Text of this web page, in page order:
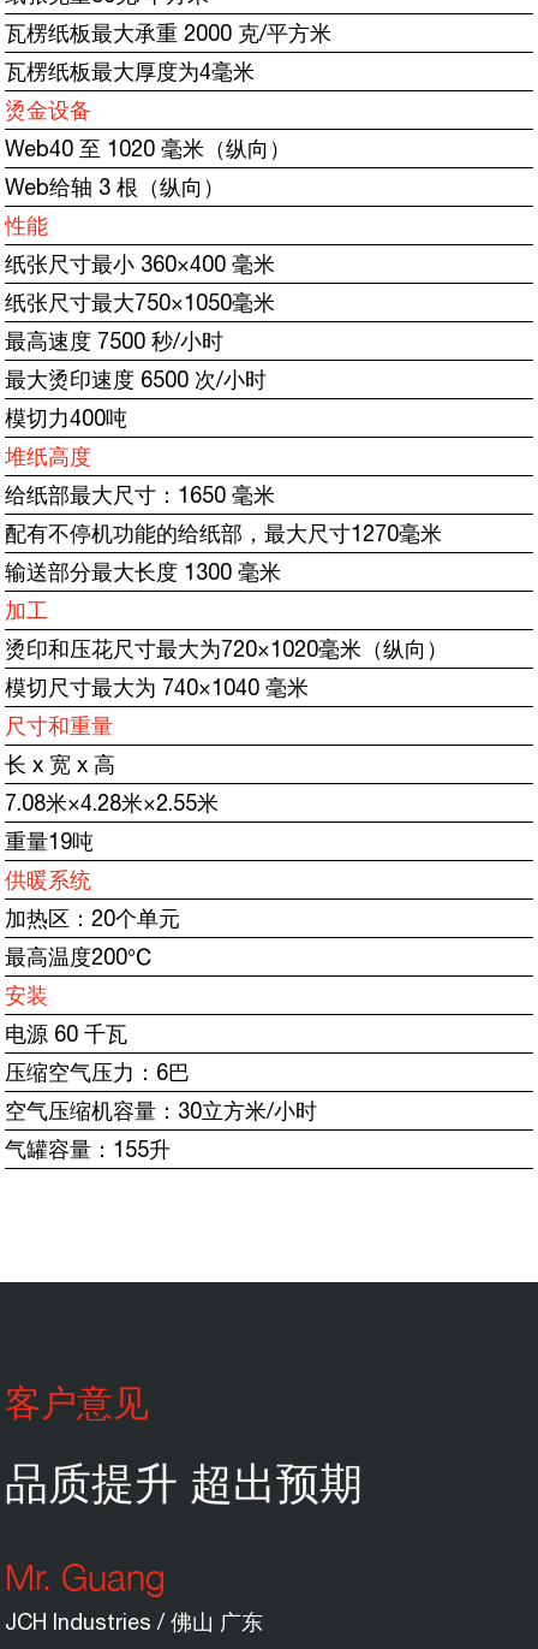
瓦楞纸板最大承重 2000 克/平方米
瓦楞纸板最大厚度为4毫米
烫金设备
Web40 至 1020 毫米（纵向）
Web给轴 3 根（纵向）
性能
纸张尺寸最小 360×400 毫米
纸张尺寸最大750×1050毫米
最高速度 7500 秒/小时
最大烫印速度 6500 次/小时
模切力400吨
堆纸高度
给纸部最大尺寸：1650 毫米
配有不停机功能的给纸部，最大尺寸1270毫米
输送部分最大长度 1300 毫米
加工
烫印和压花尺寸最大为720×1020毫米（纵向）
模切尺寸最大为 740×1040 毫米
尺寸和重量
长 x 宽 x 高
7.08米×4.28米×2.55米
重量19吨
供暖系统
加热区：20个单元
最高温度200℃
安装
电源 60 千瓦
压缩空气压力：6巴
空气压缩机容量：30立方米/小时
气罐容量：155升
客户意见
品质提升 超出预期
Mr. Guang
JCH Industries / 佛山 广东